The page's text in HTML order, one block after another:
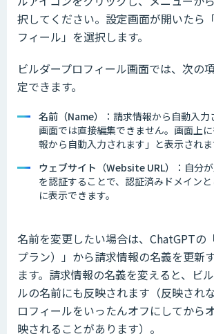
択してください。設定画面が開いたら
フィール」を選択します。
ビルダープロフィール画面では、次の
定できます。
名前（Name）
：請求情報から自動入
画面では直接編集できません。画面上
報から自動入力されます」と表示されま
ウェブサイト（Website URL）
：自分
を認証することで、認証済みドメイン
に表示できます。
名前を変更したい場合は、ChatGPTの
プラン）」から請求情報の名義を更新
ます。請求情報の名義を変えると、ビ
ルの名前にも反映されます（反映され
ロフィールをいったんオフにしてから
映されることがあります）。